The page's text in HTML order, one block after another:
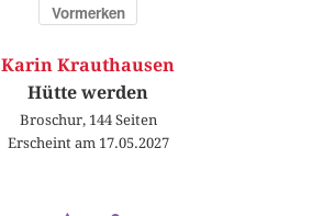
Vormerken
Karin Krauthausen
Hütte werden
Broschur, 144 Seiten
Erscheint am 17.05.2027